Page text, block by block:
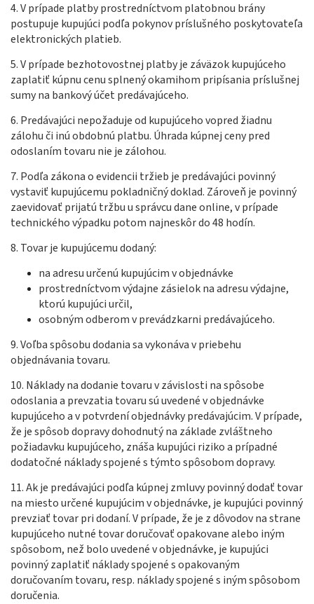
4. V prípade platby prostredníctvom platobnou brány
postupuje kupujúci podľa pokynov príslušného poskytovateľa
elektronických platieb.
5. V prípade bezhotovostnej platby je záväzok kupujúceho
zaplatiť kúpnu cenu splnený okamihom pripísania príslušnej
sumy na bankový účet predávajúceho.
6. Predávajúci nepožaduje od kupujúceho vopred žiadnu
zálohu či inú obdobnú platbu. Úhrada kúpnej ceny pred
odoslaním tovaru nie je zálohou.
7. Podľa zákona o evidencii tržieb je predávajúci povinný
vystaviť kupujúcemu pokladničný doklad. Zároveň je povinný
zaevidovať prijatú tržbu u správcu dane online, v prípade
technického výpadku potom najneskôr do 48 hodín.
8. Tovar je kupujúcemu dodaný:
na adresu určenú kupujúcim v objednávke
prostredníctvom výdajne zásielok na adresu výdajne,
ktorú kupujúci určil,
osobným odberom v prevádzkarni predávajúceho.
9. Voľba spôsobu dodania sa vykonáva v priebehu
objednávania tovaru.
10. Náklady na dodanie tovaru v závislosti na spôsobe
odoslania a prevzatia tovaru sú uvedené v objednávke
kupujúceho a v potvrdení objednávky predávajúcim. V prípade,
že je spôsob dopravy dohodnutý na základe zvláštneho
požiadavku kupujúceho, znáša kupujúci riziko a prípadné
dodatočné náklady spojené s týmto spôsobom dopravy.
11. Ak je predávajúci podľa kúpnej zmluvy povinný dodať tovar
na miesto určené kupujúcim v objednávke, je kupujúci povinný
prevziať tovar pri dodaní. V prípade, že je z dôvodov na strane
kupujúceho nutné tovar doručovať opakovane alebo iným
spôsobom, než bolo uvedené v objednávke, je kupujúci
povinný zaplatiť náklady spojené s opakovaným
doručovaním tovaru, resp. náklady spojené s iným spôsobom
doručenia.